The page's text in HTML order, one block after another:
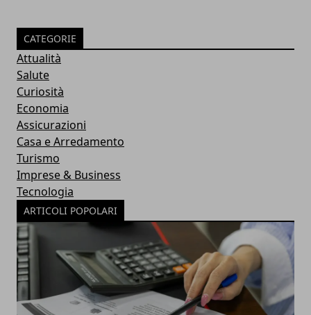
CATEGORIE
Attualità
Salute
Curiosità
Economia
Assicurazioni
Casa e Arredamento
Turismo
Imprese & Business
Tecnologia
ARTICOLI POPOLARI